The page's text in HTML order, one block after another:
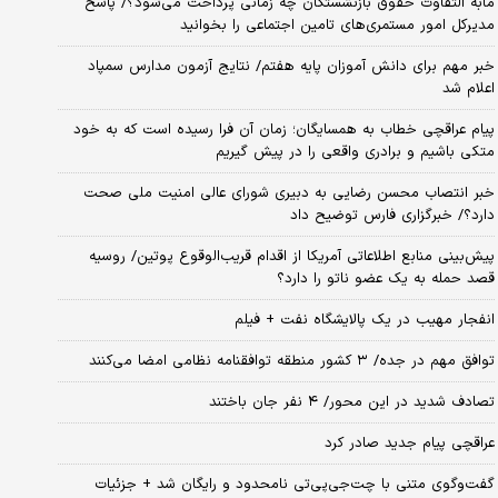
مدیرکل امور مستمری‌های تامین اجتماعی را بخوانید
خبر مهم برای دانش آموزان پایه هفتم/ نتایج آزمون مدارس سمپاد
اعلام شد
پیام عراقچی خطاب به همسایگان؛ زمان آن فرا رسیده است که به خود
متکی باشیم و برادری واقعی را در پیش گیریم
خبر انتصاب محسن رضایی به دبیری شورای عالی امنیت ملی صحت
دارد؟/ خبرگزاری فارس توضیح داد
پیش‌بینی منابع اطلاعاتی آمریکا از اقدام قریب‌الوقوع پوتین/ روسیه
قصد حمله به یک عضو ناتو را دارد؟
انفجار مهیب در یک پالایشگاه نفت + فیلم
توافق مهم در جده/ ۳ کشور منطقه توافقنامه نظامی امضا می‌کنند
تصادف شدید در این محور/ ۴ نفر جان باختند
عراقچی پیام جدید صادر کرد
گفت‌وگوی متنی با چت‌جی‌پی‌تی نامحدود و رایگان شد + جزئیات